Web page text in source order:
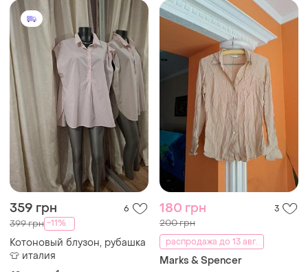
359 грн
399 грн -11%
Котоновый блузон, рубашка
👕 италия
42 и еще 1
180 грн 3
200 грн
распродажа до 13 авг.
Marks & Spencer
Сорочка брендова шовк
M